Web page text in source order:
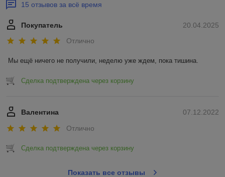
15 отзывов за всё время
20.04.2025
Покупатель
Отлично
Мы ещё ничего не получили, неделю уже ждем, пока тишина.
Сделка подтверждена через корзину
07.12.2022
Валентина
Отлично
Сделка подтверждена через корзину
Показать все отзывы